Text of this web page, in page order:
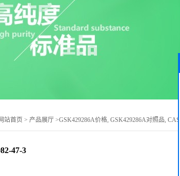
站首页 > 产品展厅 >GSK429286A价格, GSK429286A对照品, CAS
47-3